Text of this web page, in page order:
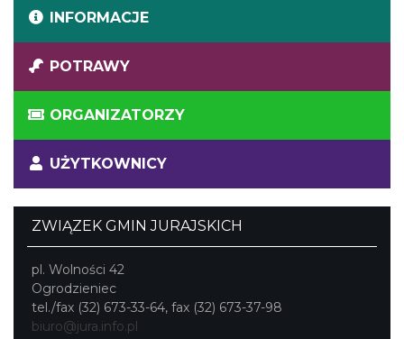
INFORMACJE
POTRAWY
ORGANIZATORZY
UŻYTKOWNICY
ZWIĄZEK GMIN JURAJSKICH
pl. Wolności 42
Ogrodzieniec
tel./fax (32) 673-33-64, fax (32) 673-37-98
biuro@jura.info.pl